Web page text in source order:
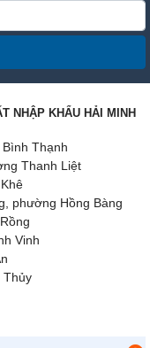
NHẬP KHẨU HẢI MINH
Thạnh
Thanh Liệt
phường Hồng Bàng
Vinh
Thủy